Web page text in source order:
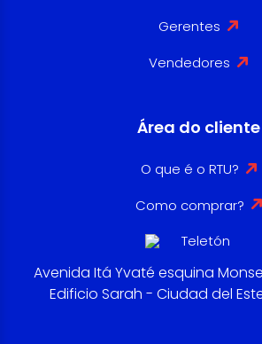
Gerentes
Vendedores
Área do cliente
O que é o RTU?
Como comprar?
Avenida Itá Yvaté esquina
Edificio Sarah - Ciudad del